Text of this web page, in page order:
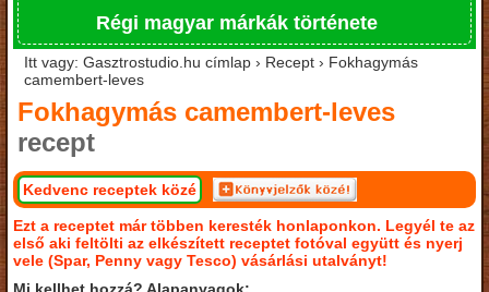
Régi magyar márkák története
Itt vagy: Gasztrostudio.hu címlap › Recept › Fokhagymás
camembert-leves
Fokhagymás camembert-leves
recept
Kedvenc receptek közé
Ezt a receptet már többen keresték honlaponkon. Legyél te az
első aki feltölti az elkészített receptet fotóval együtt és nyerj
vele (Spar, Penny vagy Tesco) vásárlási utalványt!
Mi kellhet hozzá? Alapanyagok: